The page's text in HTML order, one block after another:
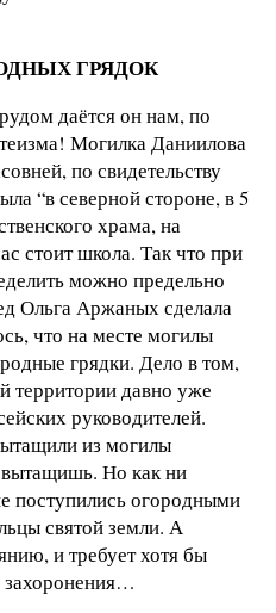
ГРЯДОК
даётся он нам, по
Могилка Даниилова
по свидетельству
“в северной стороне, в 5
храма, на
стоит школа. Так что при
можно предельно
Ольга Аржаных сделала
что на месте могилы
грядки. Дело в том,
территории давно уже
руководителей.
из могилы
Но как ни
поступились огородными
святой земли. А
и требует хотя бы
захоронения…